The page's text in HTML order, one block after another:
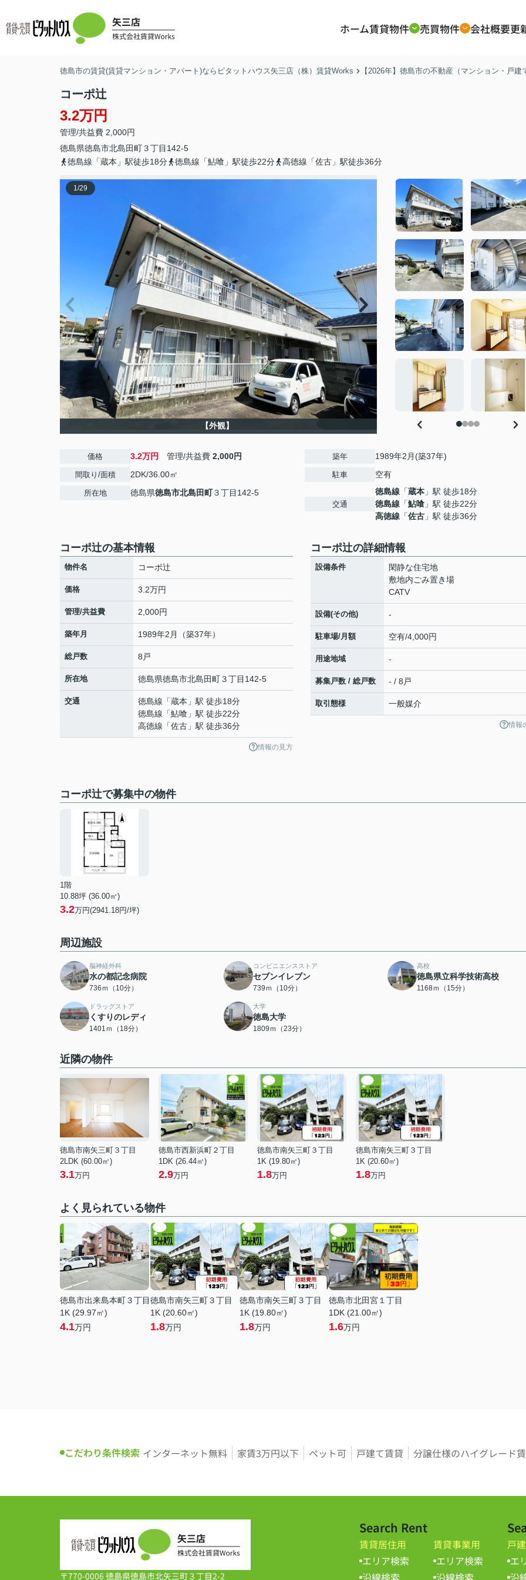
ホーム賃貸物件 売買物件 会社概要更
徳島市の賃貸(賃貸マンション・アパート)ならピタットハウス矢三店（株）賃貸Works 【2026年】徳島市の不動産（マンション・戸
コーポ辻
3.2万円
管理/共益費 2,000円
徳島県徳島市北島田町３丁目142-5
徳島線「蔵本」駅徒歩18分
徳島線「鮎喰」駅徒歩22分 高徳線「佐古」駅徒歩36分
1/29
【外観】
価格 3.2万円 管理/共益費 2,000円
間取り/面積 2DK/36.00㎡
所在地 徳島県徳島市北島田町３丁目142-5
築年 1989年2月(築37年)
駐車 空有
交通
徳島線 「蔵本 」駅 徒歩18分
徳島線 「鮎喰 」駅 徒歩22分
高徳線 「佐古 」駅 徒歩36分
コーポ辻の基本情報
物件名 コーポ辻
価格 3.2万円
管理/共益費 2,000円
築年月 1989年2月（築37年）
総戸数 8戸
所在地 徳島県徳島市北島田町３丁目142-5
交通 徳島線 「蔵本 」駅 徒歩18分
徳島線 「鮎喰 」駅 徒歩22分
高徳線 「佐古 」駅 徒歩36分
情報の見方
コーポ辻の詳細情報
設備条件
閑静な住宅地
敷地内ごみ置き場
CATV
設備(その他) -
駐車場/月額 空有/4,000円
用途地域 -
募集戸数 / 総戸数 - / 8戸
取引態様 一般媒介
情報
コーポ辻で募集中の物件
1階
10.88坪 (36.00㎡)
3.2万円(2941.18円/坪)
周辺施設
脳神経外科
水の都記念病院
736ｍ（10分）
コンビニエンスストア
セブンイレブン
739ｍ（10分）
高校
徳島県立科学技術高校
1168ｍ（15分）
ドラッグストア
くすりのレディ
1401ｍ（18分）
大学
徳島大学
1809ｍ（23分）
近隣の物件
徳島市南矢三町３丁目
2LDK (60.00㎡)
3.1万円
徳島市西新浜町２丁目
1DK (26.44㎡)
2.9万円
徳島市南矢三町３丁目
1K (19.80㎡)
1.8万円
徳島市南矢三町３丁目
1K (20.60㎡)
1.8万円
よく見られている物件
徳島市出来島本町３丁目
1K (29.97㎡)
4.1万円
徳島市南矢三町３丁目
1K (20.60㎡)
1.8万円
徳島市南矢三町３丁目
1K (19.80㎡)
1.8万円
徳島市北田宮１丁目
1DK (21.00㎡)
1.6万円
こだわり条件検索 インターネット無料 家賃3万円以下 ペット可 戸建て賃貸 分譲仕様のハイグレード
〒770-0006 徳島県徳島市北矢三町３丁目2-2
Search Rent
賃貸居住用
エリア検索
沿線検索
賃貸事業用
エリア検索
沿線検索
戸
エ
沿